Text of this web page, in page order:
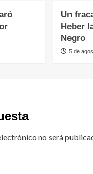
Un
Heber
Negro
5 de
no será